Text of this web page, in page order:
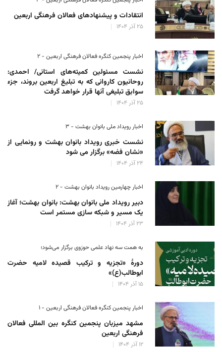
انتقادات و پیشنهادهای فعالان فرهنگی اربعین
۲۵ آذر ۱۴۰۴
اخبار پنجمین کنگره فعالان فرهنگی اربعین - ۲
نشست مسئولین کمیته‌های استانی/ احمدی:
روحانیون کاروانی که به تبلیغ اربعین بروند، جزء
سوابق تبلیغی آنها قرار خواهد گرفت
۲۵ آذر ۱۴۰۴
اخبار رویداد ملی بانوان بهشت - ۳
نشست خبری رویداد بانوان بهشت و رونمایی از
«نشان فضه» برگزار می شود
۲۴ آذر ۱۴۰۴
اخبار چهارمین رویداد بانوان بهشت - ۲
دبیر رویداد ملی بانوان بهشت: بانوان بهشت؛ آغاز
یک مسیر و شبکه سازی مستمر است
۲۳ آذر ۱۴۰۴
به همت سه نهاد علمی حوزوی برگزار می‌شود؛
دورهٔ «تجزیه و ترکیب قصیده لامیه حضرت
ابوطالب(ع)»
۱۵ آذر ۱۴۰۴
اخبار پنجمین کنگره فعالان فرهنگی اربعین - ۱
مشهد میزبان پنجمین کنگره بین المللی فعالان
فرهنگی اربعین
۱۲ آذر ۱۴۰۴